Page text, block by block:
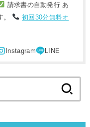
請求書の自動発行 あ
。
初回30分無料オ